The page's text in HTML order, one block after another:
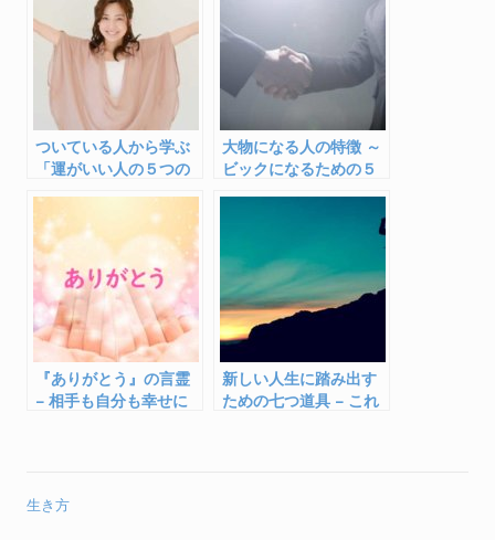
o
k
ついている人から学ぶ
「運がいい人の５つの
大物になる人の特徴 ～
ビックになるための５
『ありがとう』の言霊
– 相手も自分も幸せに
新しい人生に踏み出す
ための七つ道具 – これ
生き方